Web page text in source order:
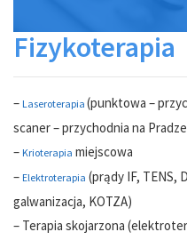
Fizykoterapia
– Laseroterapia (punktowa –
scaner – przychodnia na
– Krioterapia miejscowa
– Elektroterapia (prądy IF, TENS,
galwanizacja, KOTZA)
– Terapia skojarzona